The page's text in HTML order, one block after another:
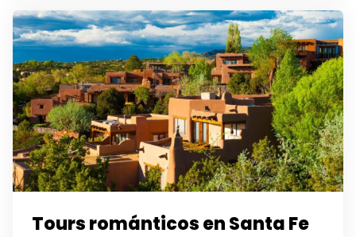
Tours románticos en Santa Fe